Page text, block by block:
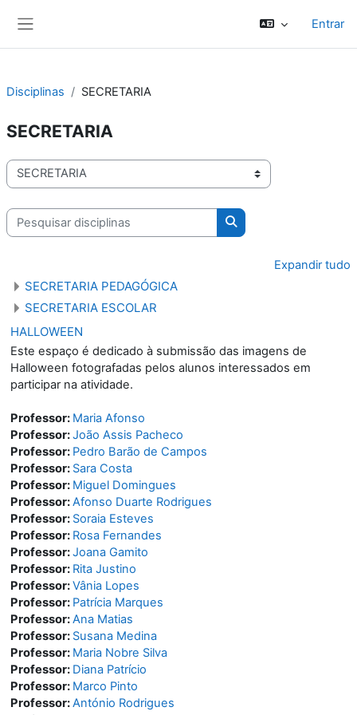
Entrar
Disciplinas SECRETARIA
SECRETARIA
Categorias de disciplinas
Pesquisar disciplinas
Pesquisar disciplinas
Expandir tudo
SECRETARIA PEDAGÓGICA
SECRETARIA ESCOLAR
HALLOWEEN
Este espaço é dedicado à submissão das imagens de
Halloween fotografadas pelos alunos interessados em
participar na atividade.
Professor: Maria Afonso
Professor:João Assis Pacheco
Professor: Pedro Barão de Campos
Professor: Sara Costa
Professor: Miguel Domingues
Professor:Afonso Duarte Rodrigues
Professor: Soraia Esteves
Professor: Rosa Fernandes
Professor:Joana Gamito
Professor: Rita Justino
Professor:Vânia Lopes
Professor: Patrícia Marques
Professor:Ana Matias
Professor: Susana Medina
Professor: Maria Nobre Silva
Professor: Diana Patrício
Professor: Marco Pinto
Professor:António Rodrigues